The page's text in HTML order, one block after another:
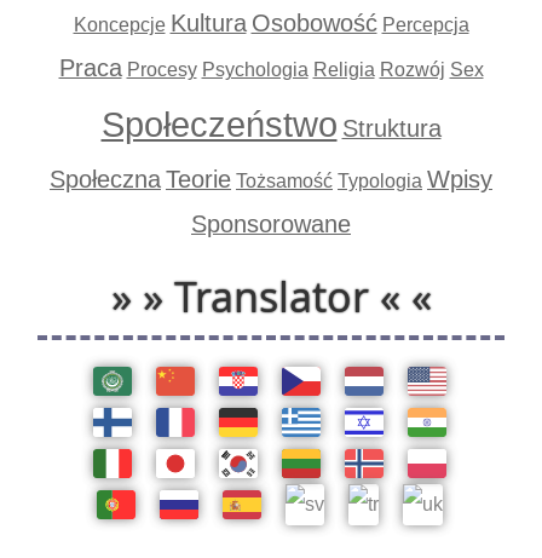
Koncepcje Kultura Osobowość Percepcja
Praca Procesy Psychologia Religia Rozwój Sex
Społeczeństwo Struktura
SpołecznaTeorie Tożsamość Typologia Wpisy
Sponsorowane
» » Translator « «